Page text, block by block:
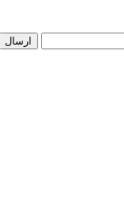
ارسال